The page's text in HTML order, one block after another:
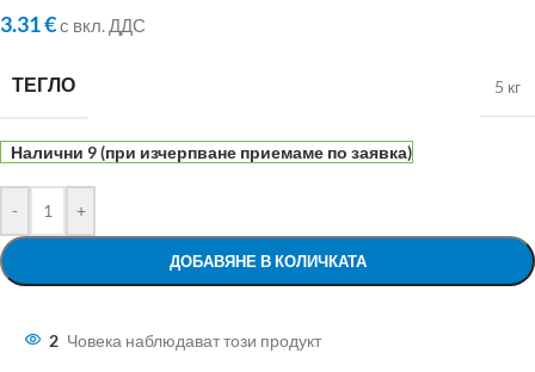
3.31€с вкл. ДДС
ТЕГЛО 5 кг
Налични 9 (при изчерпване приемаме по заявка)
- +
ДОБАВЯНЕ В КОЛИЧКАТА
2 Човека наблюдават този продукт